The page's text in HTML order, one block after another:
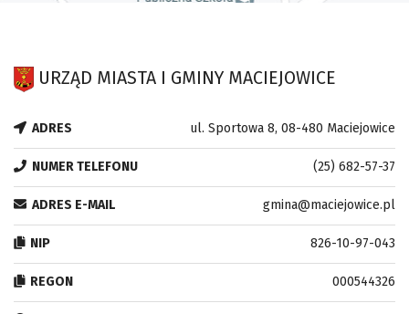
URZĄD MIASTA I GMINY MACIEJOWICE
ADRES ul. Sportowa 8, 08-480 Maciejowice
NUMER TELEFONU (25) 682-57-37
ADRES E-MAIL gmina@maciejowice.pl
NIP 826-10-97-043
REGON 000544326